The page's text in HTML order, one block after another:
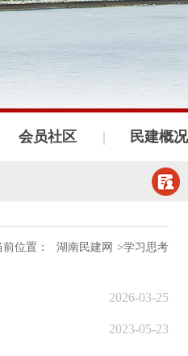
会员社区 民建概况
前位置： 湖南民建网 >学习思考
2026-03-25
2023-05-23